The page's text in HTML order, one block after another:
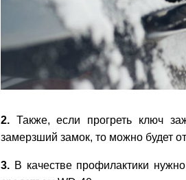
2. Также, если прогреть ключ
замерзший замок, то можно будет
3. В качестве профилактики